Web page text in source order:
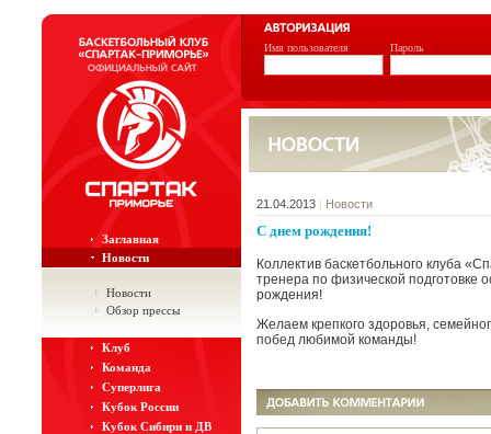
Имя пользователя Пароль
Заглавная
Новости
Новости
Обзор прессы
Клуб
Команда
Суперлига
Кубок России
Кубок Сибири и ДВ
21.04.2013 | Новости
C днем рождения!
Коллектив баскетбольного клуба
тренера по физической подготовке
рождения!
Желаем крепкого здоровья,
побед любимой команды!